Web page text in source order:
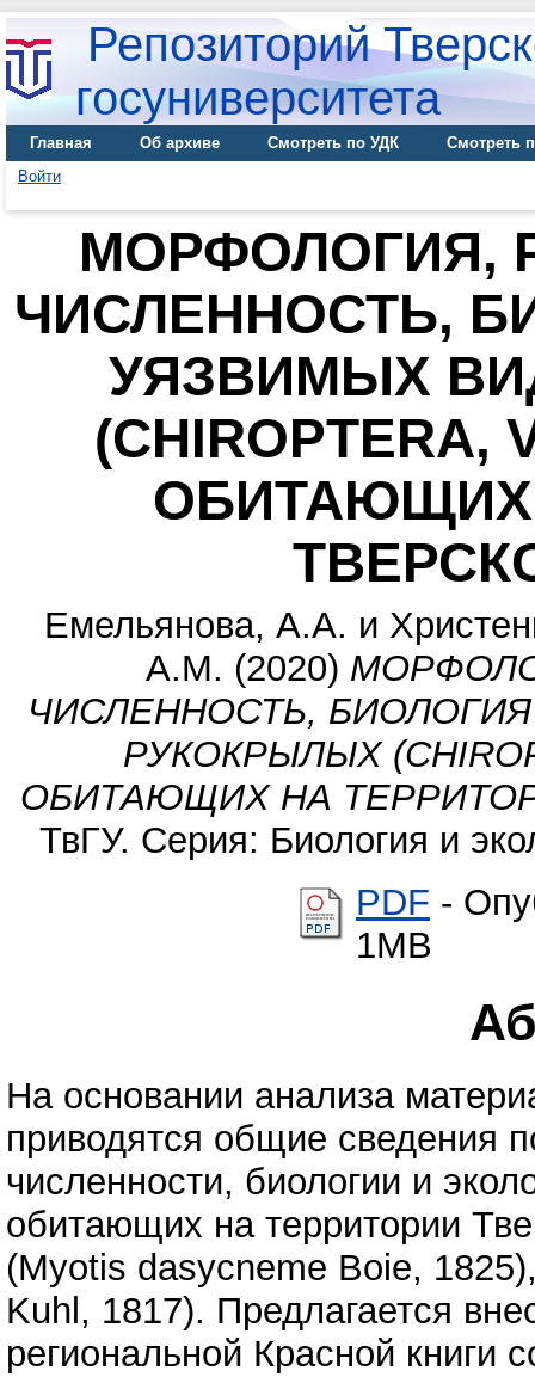
Репозиторий
госуниверситета
Главная Об архиве Смотреть по УДК
Смотреть
Войти
МОРФОЛОГИЯ,
ЧИСЛЕННОСТЬ,
УЯЗВИМЫХ
(CHIROPTERA,
ОБИТАЮЩИХ
Емельянова, А.А. и
А.М. (2020)
ЧИСЛЕННОСТЬ,
РУКОКРЫЛЫХ
ОБИТАЮЩИХ НА
ТвГУ. Серия: Биология и
PDF -
1MB
На основании анализа
приводятся общие сведения
численности, биологии и
обитающих на территории
(Myotis dasycneme Boie,
Kuhl, 1817). Предлагается
региональной Красной книги